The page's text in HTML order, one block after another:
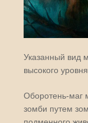
Указанный вид
высокого уровня.
Оборотень-маг
зомби путем